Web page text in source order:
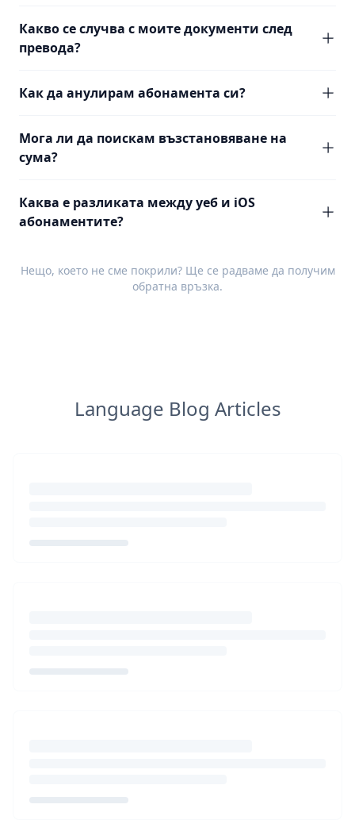
Какво се случва с моите документи след
превода?
Как да анулирам абонамента си?
Мога ли да поискам възстановяване на
сума?
Каква е разликата между уеб и iOS
абонаментите?
Нещо, което не сме покрили? Ще се радваме да получим
обратна връзка.
Language Blog Articles